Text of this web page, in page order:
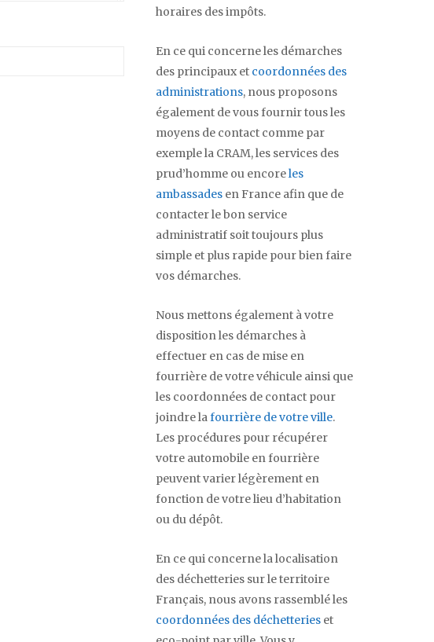
horaires des impôts.
En ce qui concerne les démarches
des principaux et coordonnées des
administrations, nous proposons
également de vous fournir tous les
moyens de contact comme par
exemple la CRAM, les services des
prud’homme ou encoreles
ambassades en France afin que de
contacter le bon service
administratif soit toujours plus
simple et plus rapide pour bien faire
vos démarches.
Nous mettons également à votre
disposition les démarches à
effectuer en cas de mise en
fourrière de votre véhicule ainsi que
les coordonnées de contact pour
joindre lafourrière de votre ville.
Les procédures pour récupérer
votre automobile en fourrière
peuvent varier légèrement en
fonction de votre lieu d’habitation
ou du dépôt.
En ce qui concerne la localisation
des déchetteries sur le territoire
Français, nous avons rassemblé les
coordonnées des déchetteries et